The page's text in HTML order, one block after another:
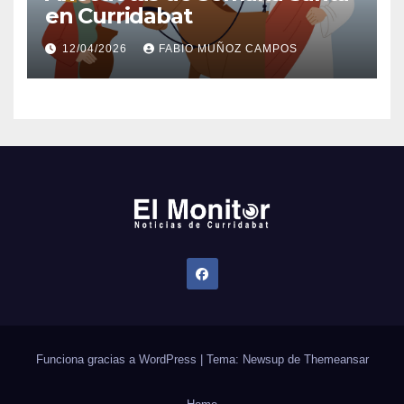
en Curridabat
12/04/2026 FABIO MUÑOZ CAMPOS
Funciona gracias a WordPress Tema: Newsup de Themeansar